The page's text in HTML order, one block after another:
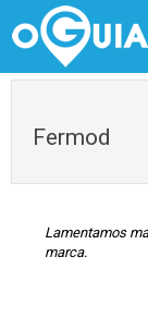
Fermod
Lamentamos
marca.